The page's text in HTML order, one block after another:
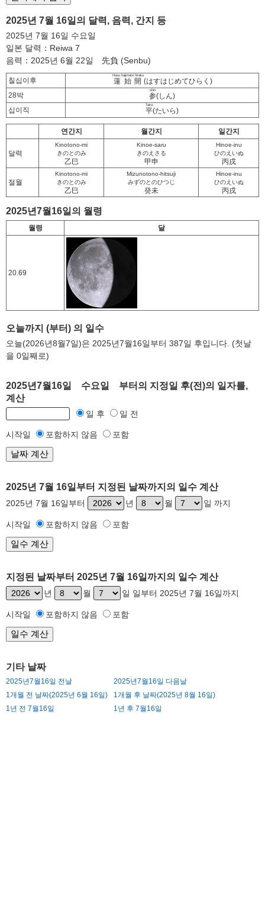
2025년 7월 16일의 달력, 음력, 간지 등
2025년 7월 16일 수요일
일본 달력：Reiwa 7
음력：2025년 6월 22일 先負 (Senbu)
칠십이후 蓮始開
Hasu hajimete hiraku
(はすはじめてひらく)
28박
参
shin
(しん)
십이직
平
Taira
(たいら)
연간지 월간지 일간지
달력
Kinotono-mi
きのとのみ
乙巳
Kinoe-saru
きのえさる
甲申
Hinoe-inu
ひのえいぬ
丙戌
절월
Kinotono-mi
きのとのみ
乙巳
Mizunotono-hitsuji
みずのとのひつじ
癸未
Hinoe-inu
ひのえいぬ
丙戌
2025년7월16일의 월령
월령 달
20.69
오늘까지 (부터) 의 일수
오늘(2026년8월7일)은 2025년7월16일부터 387일 후입니다. (첫날
을 0일째로)
2025년7월16일 수요일 부터의 지정일 후(전)의 일자를,
계산
일 후 일 전
시작일 포함하지 않음 포함
2025년 7월 16일부터 지정된 날짜까지의 일수 계산
2025년 7월 16일부터 년 월 일 까지
시작일 포함하지 않음 포함
지정된 날짜부터 2025년 7월 16일까지의 일수 계산
년 월 일 일부터 2025년 7월 16일까지
시작일 포함하지 않음 포함
기타 날짜
2025년7월16일 전날
2025년7월16일 다음날
1개월 전 날짜(2025년 6월 16일)
1개월 후 날짜(2025년 8월 16일)
1년 전 7월16일
1년 후 7월16일